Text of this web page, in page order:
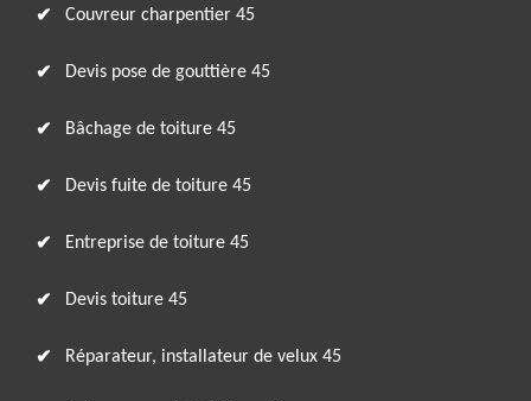
Couvreur charpentier 45
Devis pose de gouttière 45
Bâchage de toiture 45
Devis fuite de toiture 45
Entreprise de toiture 45
Devis toiture 45
Réparateur, installateur de velux 45